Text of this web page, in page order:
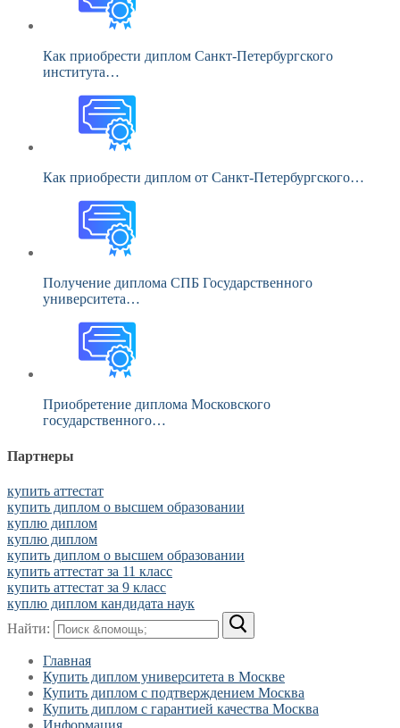
Как приобрести диплом Санкт-Петербургского
института…
Как приобрести диплом от Санкт-Петербургского…
Получение диплома СПБ Государственного
университета…
Приобретение диплома Московского
государственного…
Партнеры
купить аттестат
купить диплом о высшем образовании
куплю диплом
куплю диплом
купить диплом о высшем образовании
купить аттестат за 11 класс
купить аттестат за 9 класс
куплю диплом кандидата наук
Найти:
Главная
Купить диплом университета в Москве
Купить диплом с подтверждением Москва
Купить диплом с гарантией качества Москва
Информация